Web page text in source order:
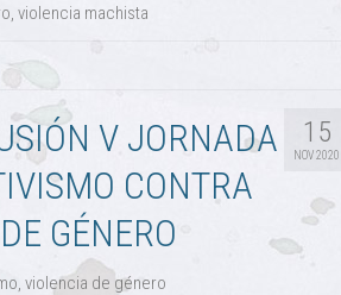
, violencia machista
15
NOV 2020
V JORNADA
CONTRA
GÉNERO
, violencia de género